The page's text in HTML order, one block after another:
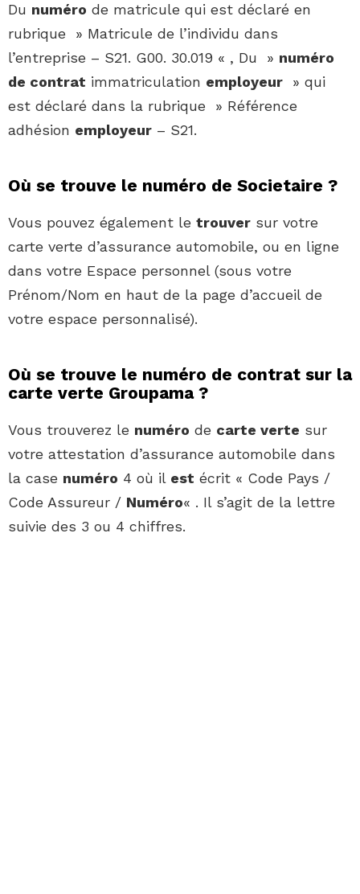
Du numéro de matricule qui est déclaré en
rubrique » Matricule de l’individu dans
l’entreprise – S21. G00. 30.019 « , Du » numéro
de contrat immatriculation employeur » qui
est déclaré dans la rubrique » Référence
adhésion employeur – S21.
Où se trouve le numéro de Societaire ?
Vous pouvez également le trouver sur votre
carte verte d’assurance automobile, ou en ligne
dans votre Espace personnel (sous votre
Prénom/Nom en haut de la page d’accueil de
votre espace personnalisé).
Où se trouve le numéro de contrat sur la
carte verte Groupama ?
Vous trouverez le numéro de carte verte sur
votre attestation d’assurance automobile dans
la case numéro 4 où il est écrit « Code Pays /
Code Assureur / Numéro« . Il s’agit de la lettre
suivie des 3 ou 4 chiffres.